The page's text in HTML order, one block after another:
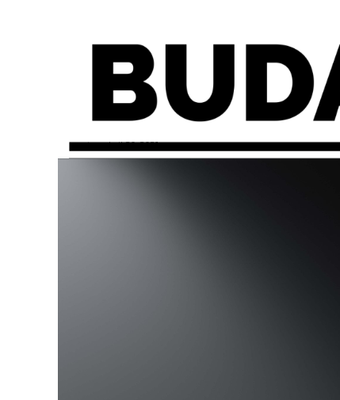
martes, abril 20, 2021